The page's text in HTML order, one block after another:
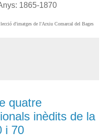
1865-1870
d'imatges de l'Arxiu Comarcal del Bages
quatre
inèdits de la
i 70